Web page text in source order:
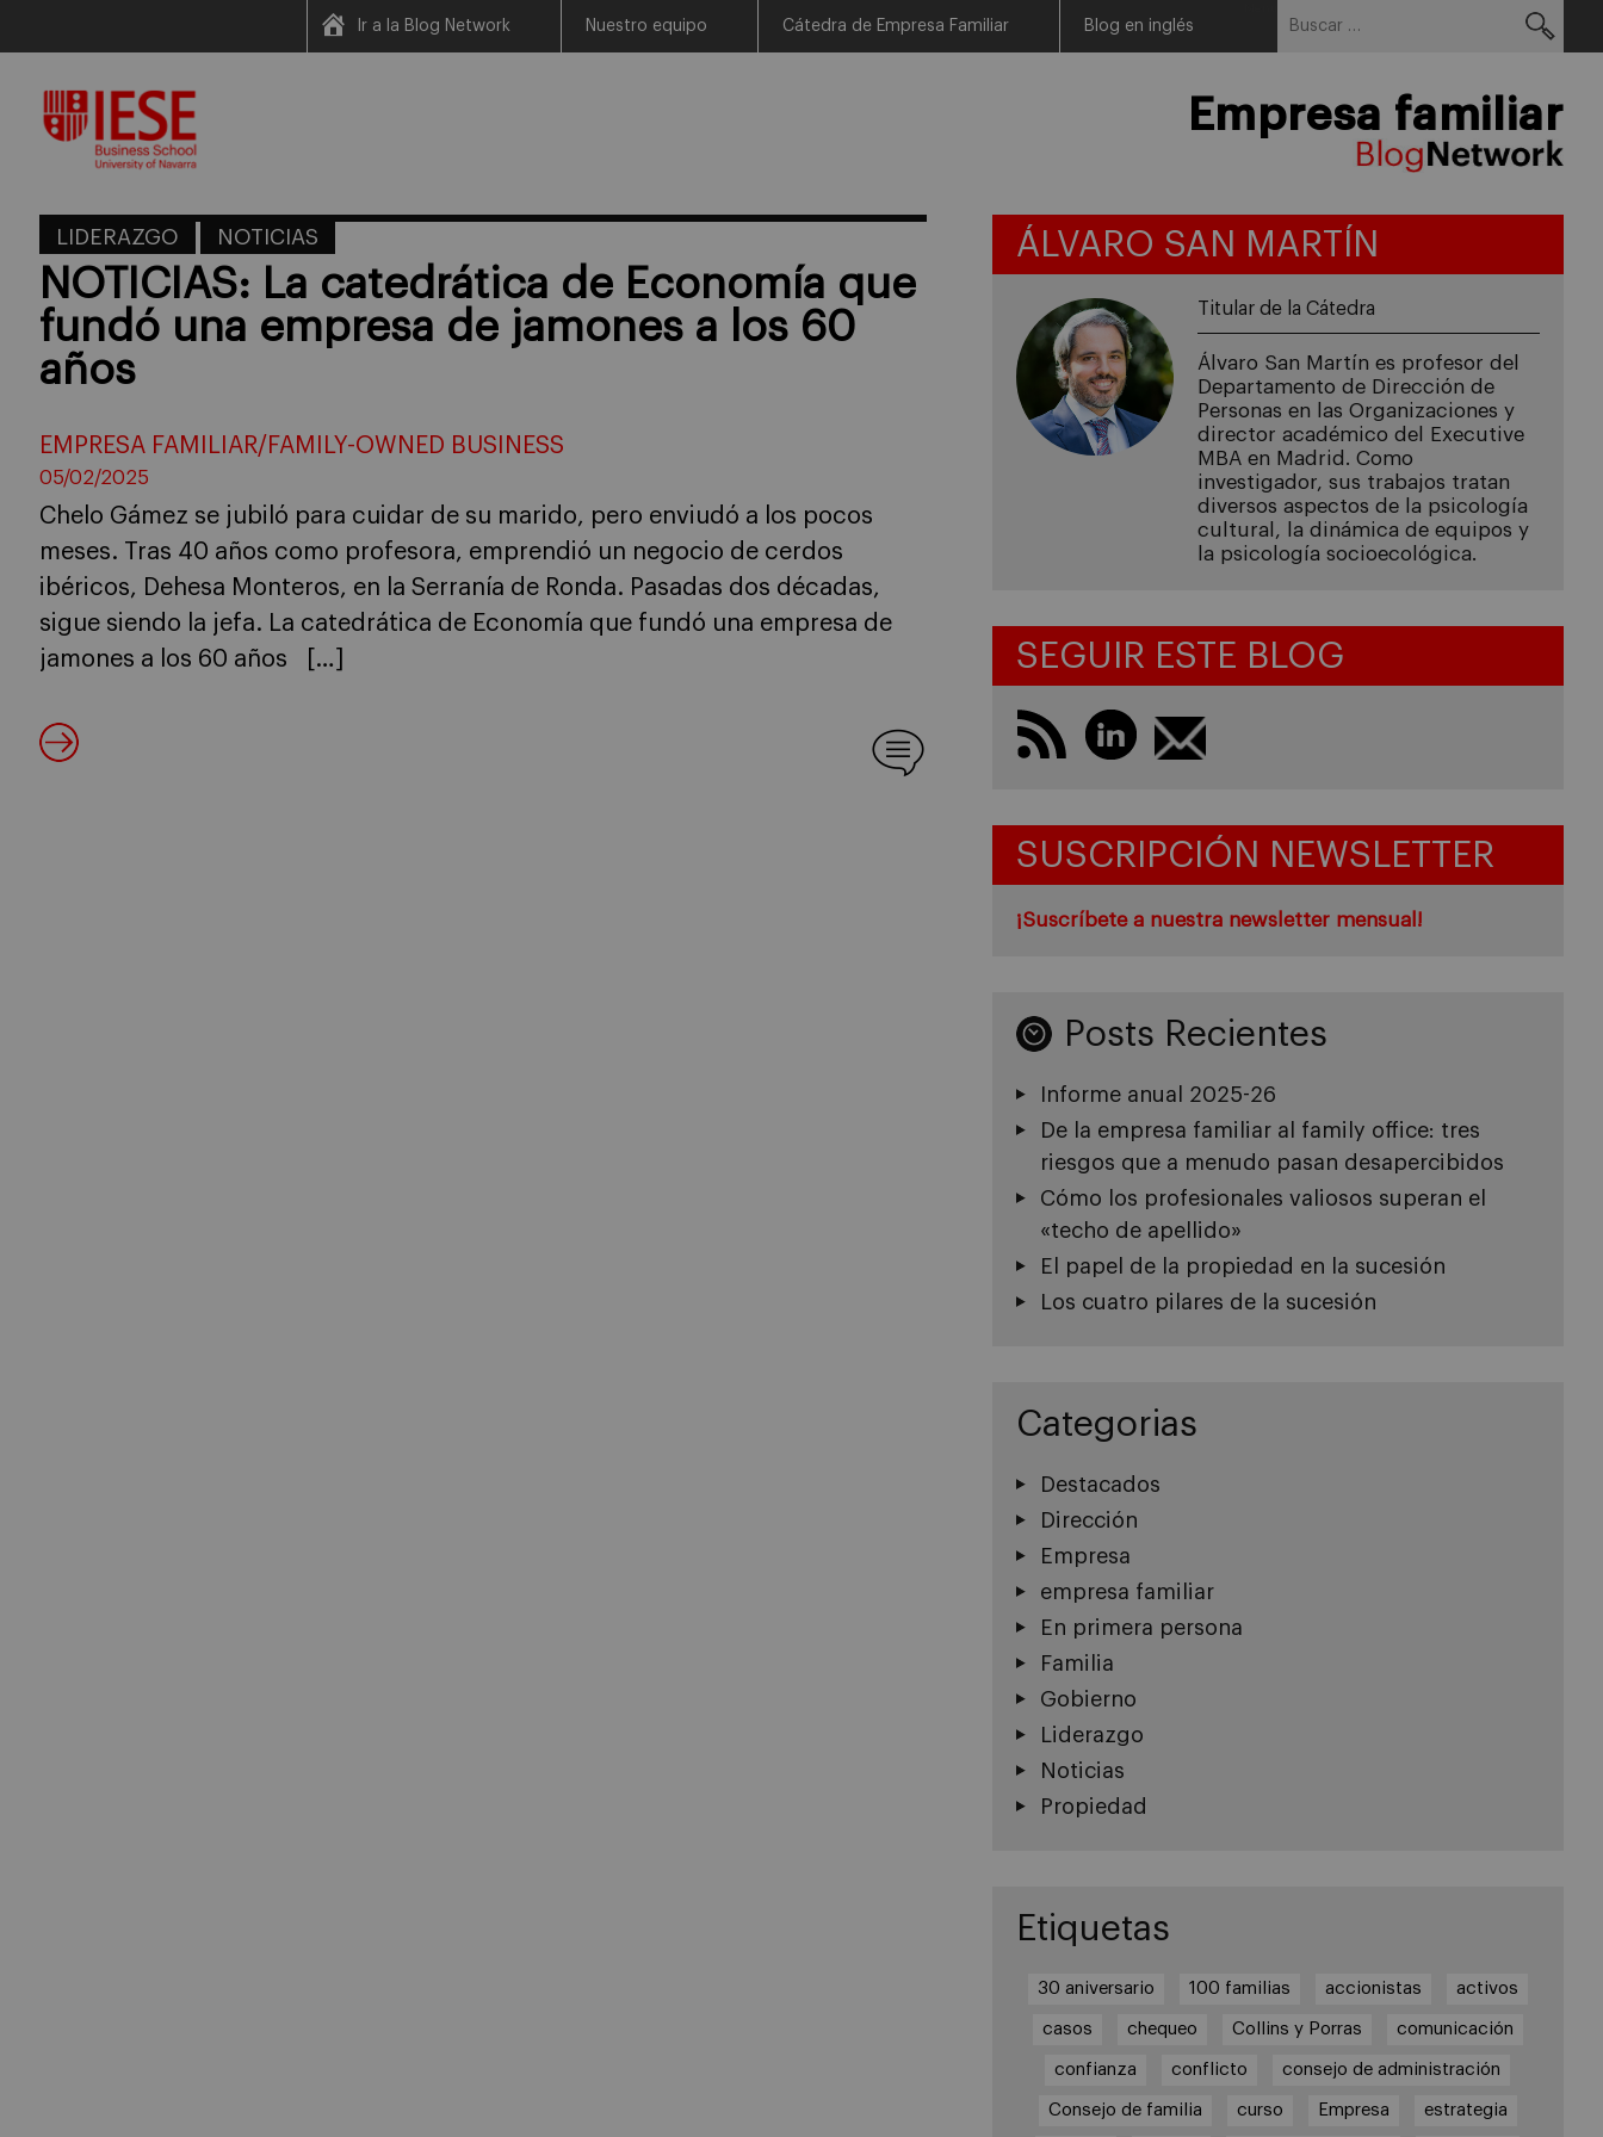
content
Ir a la Blog Network Nuestro equipo Cátedra de Empresa Familiar Blog en inglés
Empresa familiar
LIDERAZGO NOTICIAS
NOTICIAS: La catedrática de Economía que
fundó una empresa de jamones a los 60
años
EMPRESA FAMILIAR/FAMILY-OWNED BUSINESS
05/02/2025
Chelo Gámez se jubiló para cuidar de su marido, pero enviudó a los pocos
meses. Tras 40 años como profesora, emprendió un negocio de cerdos
ibéricos, Dehesa Monteros, en la Serranía de Ronda. Pasadas dos décadas,
sigue siendo la jefa. La catedrática de Economía que fundó una empresa de
jamones a los 60 años […]
ÁLVARO SAN MARTÍN
Titular de la Cátedra
Álvaro San Martín es profesor del
Departamento de Dirección de
Personas en las Organizaciones y
director académico del Executive
MBA en Madrid. Como
investigador, sus trabajos tratan
diversos aspectos de la psicología
cultural, la dinámica de equipos y
la psicología socioecológica.
SEGUIR ESTE BLOG
SUSCRIPCIÓN NEWSLETTER
¡Suscríbete a nuestra newsletter mensual!
Posts Recientes
Informe anual 2025-26
De la empresa familiar al family office: tres
riesgos que a menudo pasan desapercibidos
Cómo los profesionales valiosos superan el
«techo de apellido»
El papel de la propiedad en la sucesión
Los cuatro pilares de la sucesión
Categorias
Destacados
Dirección
Empresa
empresa familiar
En primera persona
Familia
Gobierno
Liderazgo
Noticias
Propiedad
Etiquetas
30 aniversario 100 familias accionistas activos
casos chequeo Collins y Porras comunicación
confianza conflicto consejo de administración
Consejo de familia curso Empresa estrategia